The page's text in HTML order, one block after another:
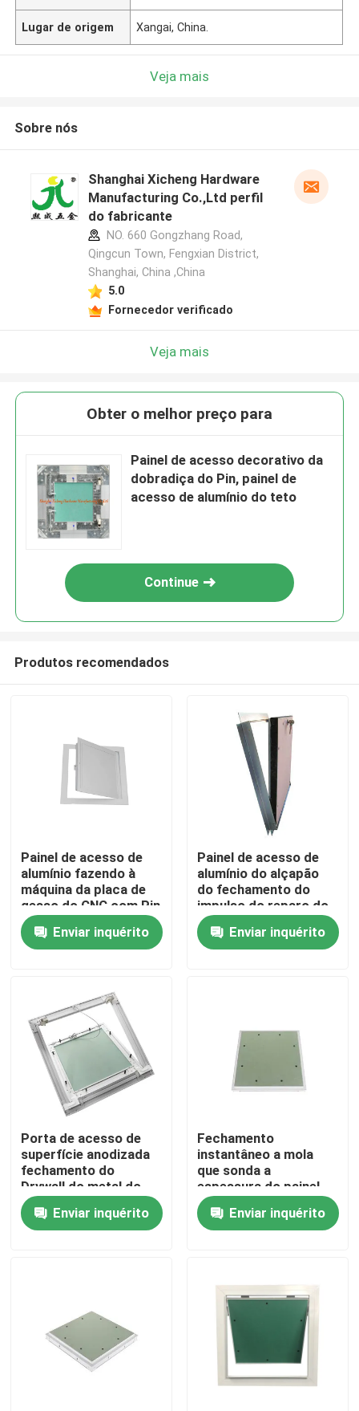
Casa
Sobre nós
Excursão da fábrica
Controle da qualidade
Contacte-nos
Painel de acesso de aço
Lugar de origem Xangai, China.
Veja mais
Sobre nós
Shanghai Xicheng Hardware
Manufacturing Co.,Ltd perfil
do fabricante
NO. 660 Gongzhang Road,
Qingcun Town, Fengxian District,
Shanghai, China ,China
5.0
Fornecedor verificado
Veja mais
Obter o melhor preço para
Painel de acesso decorativo da
dobradiça do Pin, painel de
acesso de alumínio do teto
Continue
Produtos recomendados
Painel de acesso de
alumínio fazendo à
máquina da placa de
gesso do CNC com Pin
Hinge
Enviar inquérito
Painel de acesso de
alumínio do alçapão
do fechamento do
impulso do reparo do
condicionador de ar
Enviar inquérito
Porta de acesso de
superfície anodizada
fechamento do
Drywall do metal do
impulso para a
inspeçãoEnviar inquérito
Fechamento
instantâneo a mola
que sonda a
espessura do painel
de acesso 25mm
Enviar inquérito